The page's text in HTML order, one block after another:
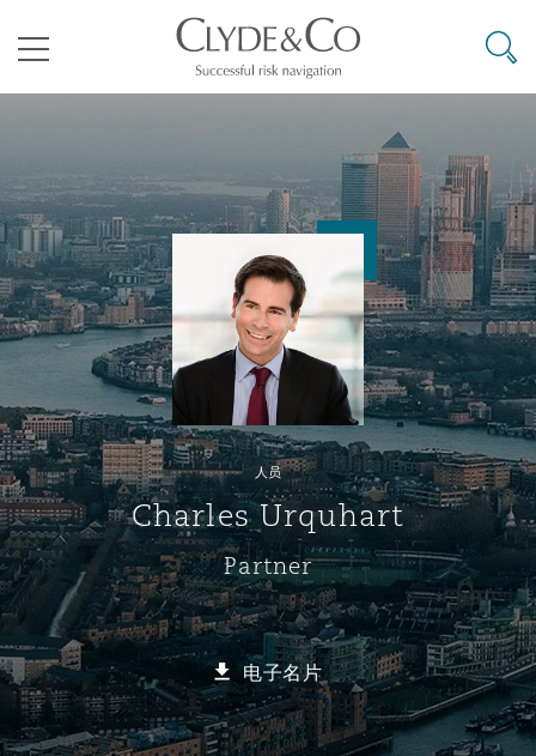
空 Business Jets
Carrier Liability
Commerical Dispute
Debt Recovery
Emergency Response & Crisis
Management
Finance & Leasing
业与咨询
商业
公司
企业、商业与合规保险
数据保护与隐私权
劳动、养老金和移民n
金融
议解决
Commercial Arbitration
Commercial Disputes
Commercial Litigation
源、海洋与贸易
Energy & Natural Resources
Marine
Trade & Commodities
险和再保险
Bermuda Form
Casualty
Corporate, Commercial &
Insurance
Cyber Risk
Employers' & Public Liability
Employment Practices
目和建筑工程
Construction Disputes
环境保护法
基础设施
PPP/PFI
Public Procurement
房地产
Anti-Bribery & Corruption
Compliance
External Investigations
Financial Services
Fraud & White-Collar Crime
Internal Investigations
候变化
Code
& Co Newton - 解锁智能索赔新模式
议融资
Eco Audit
罗
普敦
累斯萨拉姆
翰内斯堡
罗比 – 联营办公室
谷
京
里斯班
庆
港
隆坡 – 联营办公室
拉加斯
西哥城
约热内卢
地亚哥 – 联营办公室
保罗
布扎比
罗
哈
拜
达
雅得
特兰大
士顿
尔加里
加哥
拉斯
佛
伯丁
尔法斯特
明翰
里斯托尔
里
柏林（圣史蒂芬绿地大厦）
目录
其礼律所事务所
搜寻
人员
Charles Urquhart
Partner
电子名片
选择所需部分